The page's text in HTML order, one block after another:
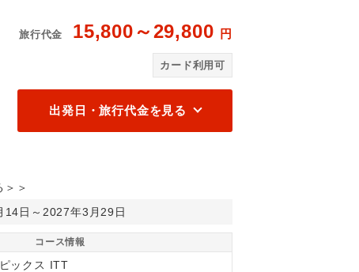
旅行代金 15,800～29,800 円
カード利用可
出発日・旅行代金を見る
＞＞
14日～2027年3月29日
コース情報
ックス ITT